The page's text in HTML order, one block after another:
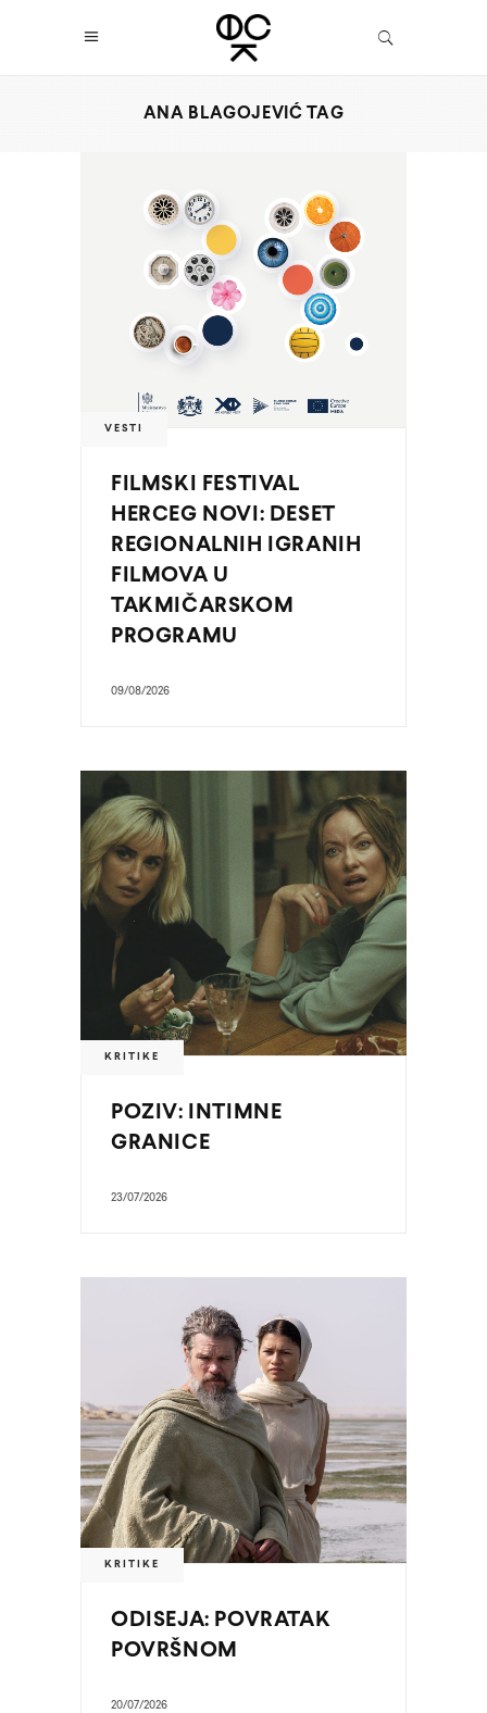
ANA BLAGOJEVIĆ TAG
VESTI
FILMSKI FESTIVAL
HERCEG NOVI: DESET
REGIONALNIH IGRANIH
FILMOVA U
TAKMIČARSKOM
PROGRAMU
09/08/2026
KRITIKE
POZIV: INTIMNE
GRANICE
23/07/2026
KRITIKE
ODISEJA: POVRATAK
POVRŠNOM
20/07/2026